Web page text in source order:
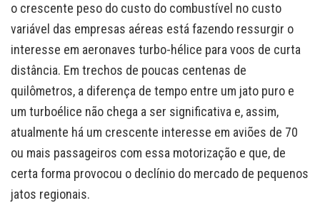
o crescente peso do custo do combustível no custo
variável das empresas aéreas está fazendo ressurgir o
interesse em aeronaves turbo-hélice para voos de curta
distância. Em trechos de poucas centenas de
quilômetros, a diferença de tempo entre um jato puro e
um turboélice não chega a ser significativa e, assim,
atualmente há um crescente interesse em aviões de 70
ou mais passageiros com essa motorização e que, de
certa forma provocou o declínio do mercado de pequenos
jatos regionais.